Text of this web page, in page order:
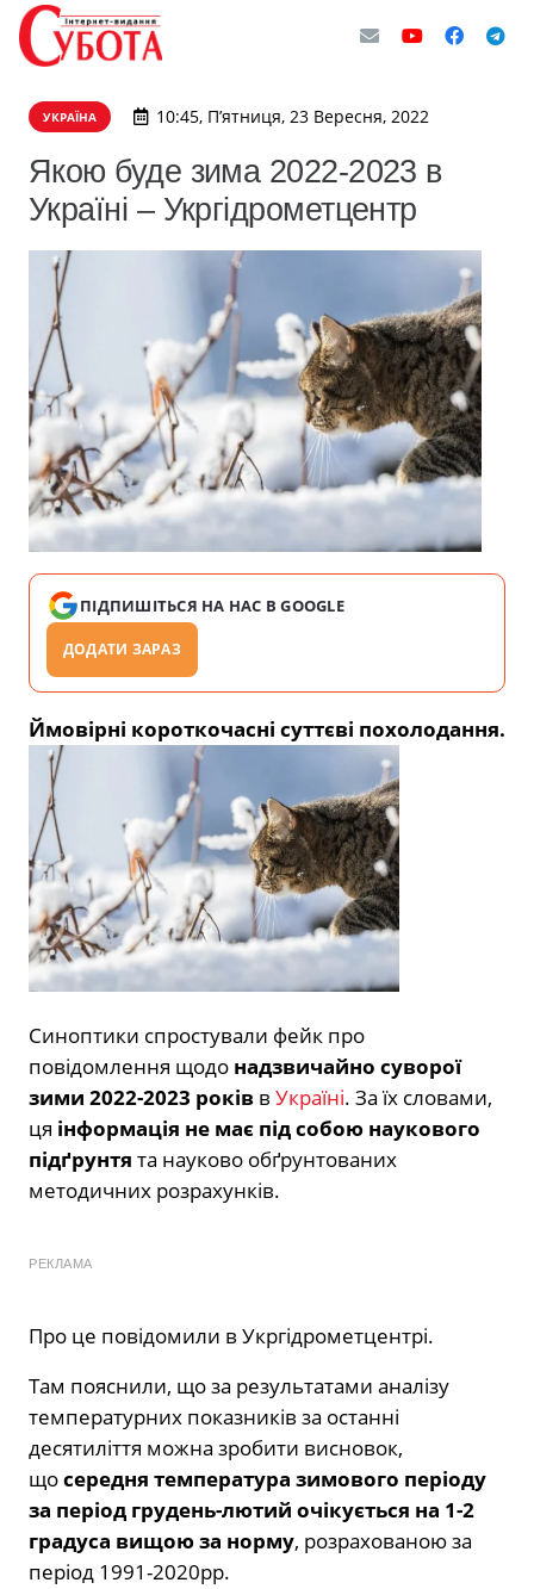
УКРАЇНА 10:45, П’ятниця, 23 Вересня, 2022
Якою буде зима 2022-2023 в
Україні – Укргідрометцентр
ПІДПИШІТЬСЯ НА НАС В GOOGLE
ДОДАТИ ЗАРАЗ
Ймовiрнi короткочаснi суттєві похолодання.
Синоптики спростували фейк про
повідомлення щодо надзвичайно суворої
зими 2022-2023 років в Україні. За їх словами,
ця інформація не має під собою наукового
підґрунтя та науково обґрунтованих
методичних розрахунків.
РЕКЛАМА
Про це повідомили в Укргідрометцентрі.
Там пояснили, що за результатами аналізу
температурних показників за останні
десятиліття можна зробити висновок,
щосередня температура зимового періоду
за період грудень-лютий очікується на 1-2
градуса вищою за норму, розрахованою за
період 1991-2020рр.